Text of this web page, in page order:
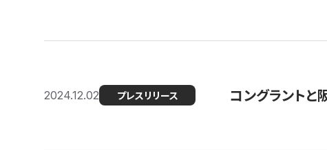
2024.12.02 プレスリリース コングラントと